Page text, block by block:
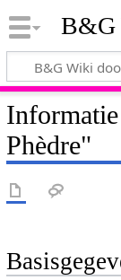
B&G
Phèdre"